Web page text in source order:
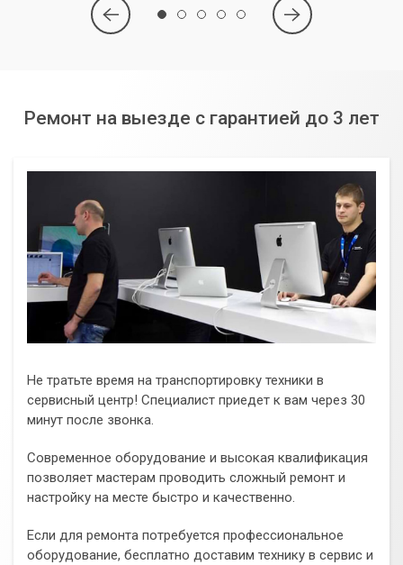
Ремонт на выезде с гарантией до 3 лет
Не тратьте время на транспортировку техники в
сервисный центр! Специалист приедет к вам через 30
минут после звонка.
Современное оборудование и высокая квалификация
позволяет мастерам проводить сложный ремонт и
настройку на месте быстро и качественно.
Если для ремонта потребуется профессиональное
оборудование, бесплатно доставим технику в сервис и